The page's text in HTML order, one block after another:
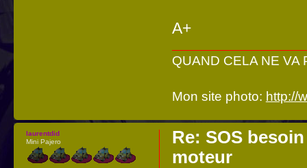
A+
QUAND CELA NE VA
Mon site photo: http://
Re: SOS
moteur
laurentdid
Mini Pajero